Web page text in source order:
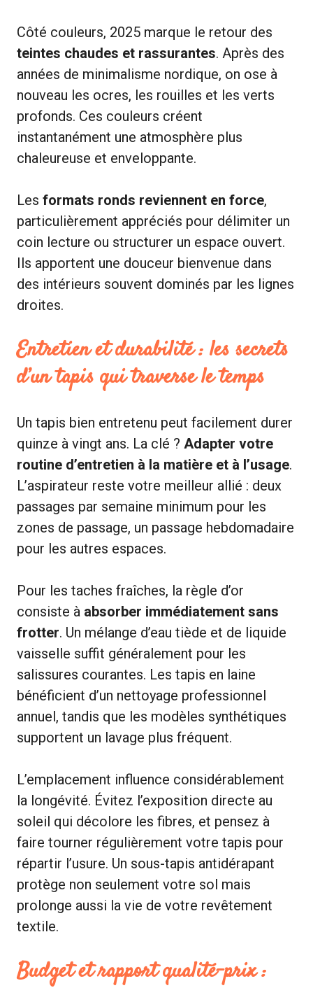
Côté couleurs, 2025 marque le retour des
teintes chaudes et rassurantes. Après des
années de minimalisme nordique, on ose à
nouveau les ocres, les rouilles et les verts
profonds. Ces couleurs créent
instantanément une atmosphère plus
chaleureuse et enveloppante.
Les formats ronds reviennent en force,
particulièrement appréciés pour délimiter un
coin lecture ou structurer un espace ouvert.
Ils apportent une douceur bienvenue dans
des intérieurs souvent dominés par les lignes
droites.
Entretien et durabilité : les secrets
d’un tapis qui traverse le temps
Un tapis bien entretenu peut facilement durer
quinze à vingt ans. La clé ? Adapter votre
routine d’entretien à la matière et à l’usage.
L’aspirateur reste votre meilleur allié : deux
passages par semaine minimum pour les
zones de passage, un passage hebdomadaire
pour les autres espaces.
Pour les taches fraîches, la règle d’or
consiste à absorber immédiatement sans
frotter. Un mélange d’eau tiède et de liquide
vaisselle suffit généralement pour les
salissures courantes. Les tapis en laine
bénéficient d’un nettoyage professionnel
annuel, tandis que les modèles synthétiques
supportent un lavage plus fréquent.
L’emplacement influence considérablement
la longévité. Évitez l’exposition directe au
soleil qui décolore les fibres, et pensez à
faire tourner régulièrement votre tapis pour
répartir l’usure. Un sous-tapis antidérapant
protège non seulement votre sol mais
prolonge aussi la vie de votre revêtement
textile.
Budget et rapport qualité-prix :